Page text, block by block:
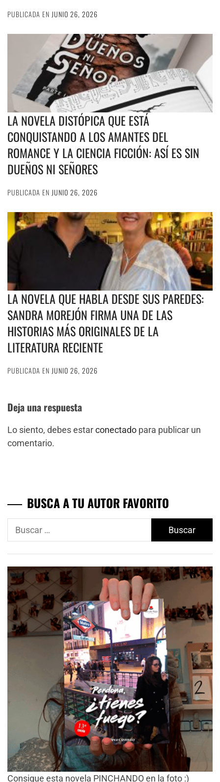
PUBLICADA EN JUNIO 26, 2026
LA NOVELA DISTÓPICA QUE ESTÁ
CONQUISTANDO A LOS AMANTES DEL
ROMANCE Y LA CIENCIA FICCIÓN: ASÍ ES SIN
DUEÑOS NI SEÑORES
PUBLICADA EN JUNIO 26, 2026
LA NOVELA QUE HABLA DESDE SUS PAREDES:
SANDRA MOREJÓN FIRMA UNA DE LAS
HISTORIAS MÁS ORIGINALES DE LA
LITERATURA RECIENTE
PUBLICADA EN JUNIO 26, 2026
Deja una respuesta
Lo siento, debes estarconectado para publicar un
comentario.
BUSCA A TU AUTOR FAVORITO
Buscar:
Consigue esta novela PINCHANDO en la foto :)